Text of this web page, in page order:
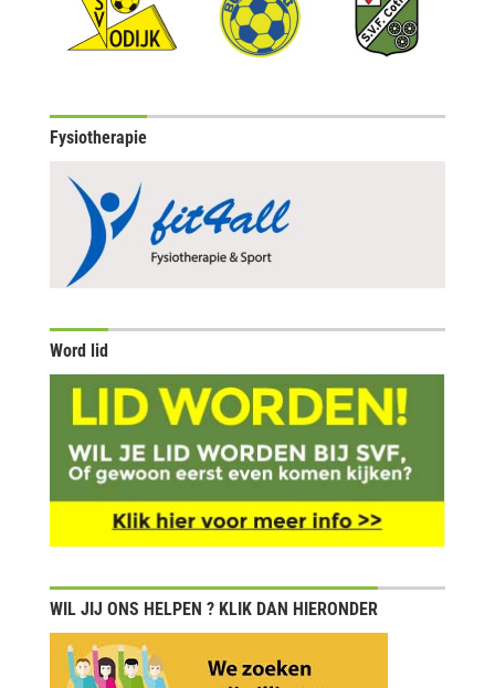
Fysiotherapie
Word lid
WIL JIJ ONS HELPEN ? KLIK DAN HIERONDER